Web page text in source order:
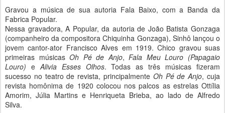
Gravou a música de sua autoria Fala Baixo, com a Banda da
Fabrica Popular.
Nessa gravadora, A Popular, da autoria de João Batista Gonzaga
(companheiro da compositora Chiquinha Gonzaga), Sinhô lançou o
jovem cantor-ator Francisco Alves em 1919. Chico gravou suas
primeiras músicasOh Pé de Anjo,Fala Meu Louro (Papagaio
Louro) eAlivia Esses Olhos. Todas as três músicas fizeram
sucesso no teatro de revista, principalmente Oh Pé de Anjo, cuja
revista homônima de 1920 colocou nos palcos as estrelas Ottília
Amorim, Júlia Martins e Henriqueta Brieba, ao lado de Alfredo
Silva.